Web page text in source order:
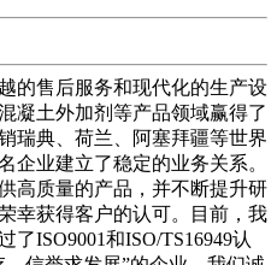
的售后服务和现代化的生产设
凝土外加剂等产品领域赢得了
瑞典、荷兰、阿塞拜疆等世界
企业建立了稳定的业务关系。
高质量的产品，并不断提升研
幸获得客户的认可。目前，我
了ISO9001和ISO/TS16949认